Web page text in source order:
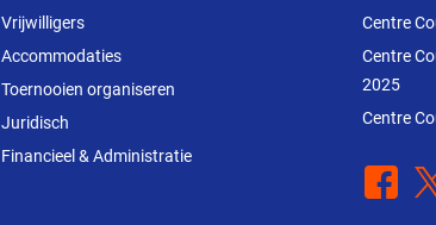
Vrijwilligers
Accommodaties
Toernooien organiseren
Juridisch
Financieel & Administratie
Centre
Centre
2025
Centre
X